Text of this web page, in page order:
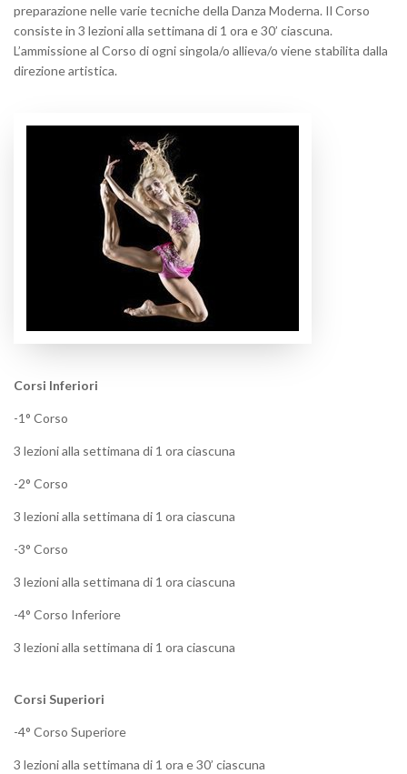
preparazione nelle varie tecniche della Danza Moderna. Il Corso
consiste in 3 lezioni alla settimana di 1 ora e 30’ ciascuna.
L’ammissione al Corso di ogni singola/o allieva/o viene stabilita dalla
direzione artistica.
Corsi Inferiori
-1° Corso
3 lezioni alla settimana di 1 ora ciascuna
-2° Corso
3 lezioni alla settimana di 1 ora ciascuna
-3° Corso
3 lezioni alla settimana di 1 ora ciascuna
-4° Corso Inferiore
3 lezioni alla settimana di 1 ora ciascuna
Corsi Superiori
-4° Corso Superiore
3 lezioni alla settimana di 1 ora e 30’ ciascuna